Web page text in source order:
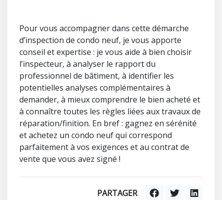
Pour vous accompagner dans cette démarche
d’inspection de condo neuf, je vous apporte
conseil et expertise : je vous aide à bien choisir
l’inspecteur, à analyser le rapport du
professionnel de bâtiment, à identifier les
potentielles analyses complémentaires à
demander, à mieux comprendre le bien acheté et
à connaître toutes les règles liées aux travaux de
réparation/finition. En bref : gagnez en sérénité
et achetez un condo neuf qui correspond
parfaitement à vos exigences et au contrat de
vente que vous avez signé !
PARTAGER